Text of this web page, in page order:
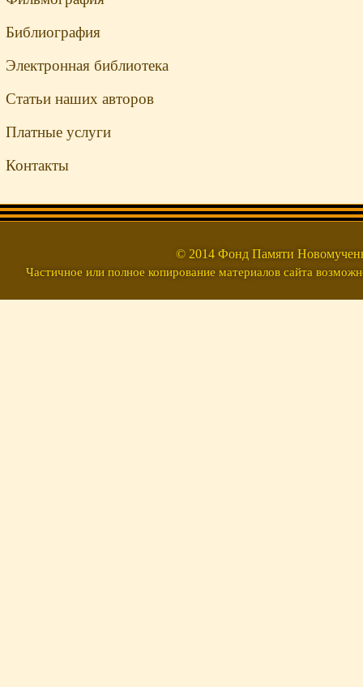
Библиография
Электронная библиотека
Статьи наших авторов
Платные услуги
Контакты
© 2014 Фонд Памяти
Частичное или полное копирование материалов сайта